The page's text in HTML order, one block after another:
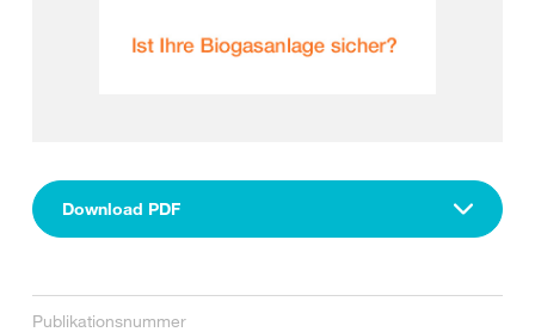
Download PDF
Publikationsnummer